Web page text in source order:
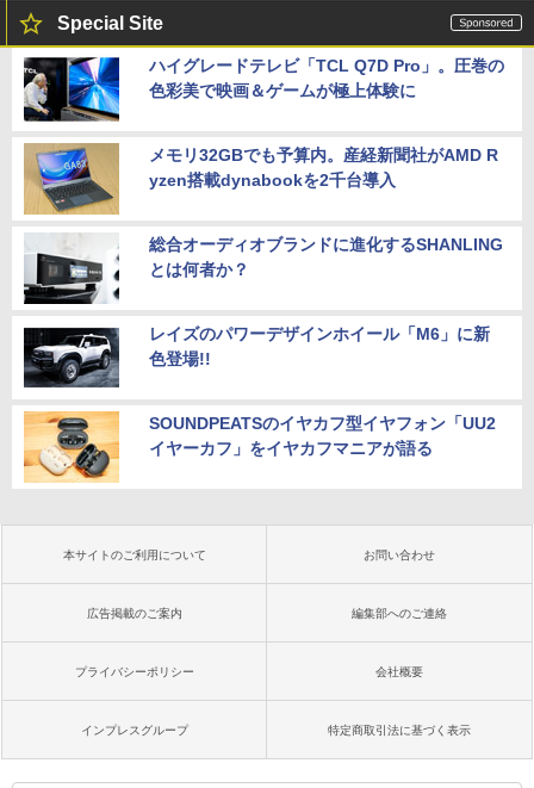
Special Site
ハイグレードテレビ「TCL Q7D Pro」。圧巻の
色彩美で映画＆ゲームが極上体験に
メモリ32GBでも予算内。産経新聞社がAMD R
yzen搭載dynabookを2千台導入
総合オーディオブランドに進化するSHANLING
とは何者か？
レイズのパワーデザインホイール「M6」に新
色登場!!
SOUNDPEATSのイヤカフ型イヤフォン「UU2
イヤーカフ」をイヤカフマニアが語る
本サイトのご利用について お問い合わせ
広告掲載のご案内 編集部へのご連絡
プライバシーポリシー 会社概要
インプレスグループ 特定商取引法に基づく表示